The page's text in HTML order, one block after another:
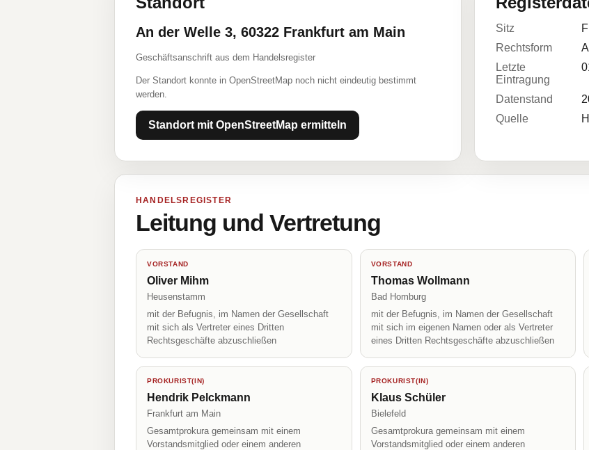
An der Welle 3, 60322 Frankfurt am Main
Geschäftsanschrift aus dem Handelsregister
Der Standort konnte in OpenStreetMap noch nicht eindeutig bestimmt
werden.
Standort mit OpenStreetMap ermitteln
Sitz
Rechtsform
Letzte
Eintragung
Datenstand
Quelle
HANDELSREGISTER
Leitung und Vertretung
VORSTAND
Oliver Mihm
Heusenstamm
mit der Befugnis, im Namen der Gesellschaft
mit sich als Vertreter eines Dritten
Rechtsgeschäfte abzuschließen
VORSTAND
Thomas Wollmann
Bad Homburg
mit der Befugnis, im Namen der Gesellschaft
mit sich im eigenen Namen oder als Vertreter
eines Dritten Rechtsgeschäfte abzuschließen
PROKURIST(IN)
Hendrik Pelckmann
Frankfurt am Main
Gesamtprokura gemeinsam mit einem
Vorstandsmitglied oder einem anderen
PROKURIST(IN)
Klaus Schüler
Bielefeld
Gesamtprokura gemeinsam mit einem
Vorstandsmitglied oder einem anderen